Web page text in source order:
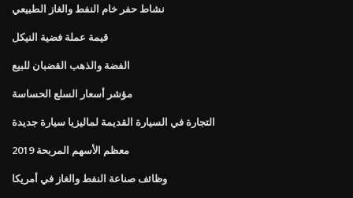
نشاط حفر خام النفط والغاز الطبيعي
قيمة عملة فضية النيكل
الفضة والذهب القضبان للبيع
مؤشر أسعار السلع الحساسة
التجارة في السيارة القديمة لماليزيا سيارة جديدة
معظم الأسهم المربحة 2019
وظائف صناعة النفط والغاز في أمريكا